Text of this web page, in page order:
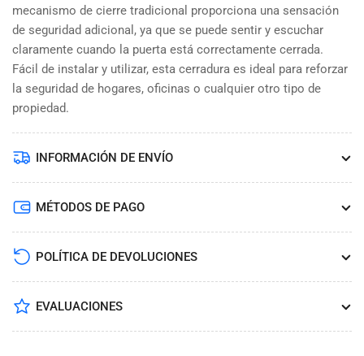
mecanismo de cierre tradicional proporciona una sensación
de seguridad adicional, ya que se puede sentir y escuchar
claramente cuando la puerta está correctamente cerrada.
Fácil de instalar y utilizar, esta cerradura es ideal para reforzar
la seguridad de hogares, oficinas o cualquier otro tipo de
propiedad.
INFORMACIÓN DE ENVÍO
MÉTODOS DE PAGO
POLÍTICA DE DEVOLUCIONES
EVALUACIONES